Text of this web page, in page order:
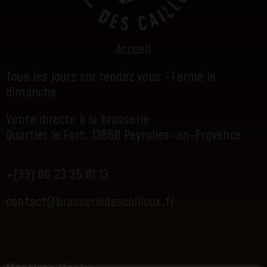
Accueil
Tous les jours sur rendez vous –Fermé le
dimanche
Vente directe à la brasserie
Quartier le Fort, 13860 Peyrolles-en-Provence
+(33) 06 23 35 01 13
contact@brasseriedescailloux.fr